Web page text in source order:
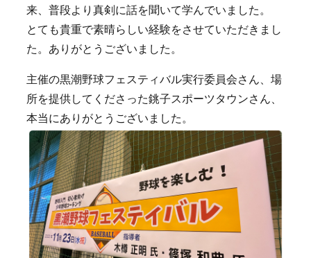
来、普段より真剣に話を聞いて学んでいました。
とても貴重で素晴らしい経験をさせていただきまし
た。ありがとうございました。
主催の黒潮野球フェスティバル実行委員会さん、場
所を提供してくださった銚子スポーツタウンさん、
本当にありがとうございました。